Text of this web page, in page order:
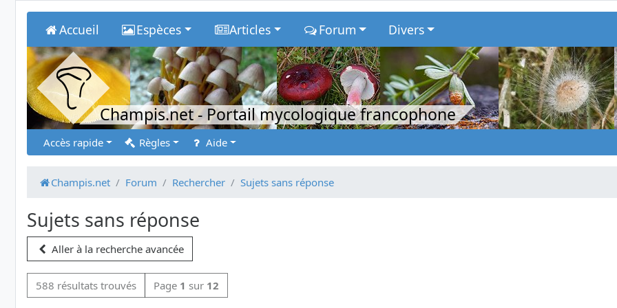
Accueil Espèces Articles Forum Divers
Champis.net- Portail mycologique francophone
Accès rapide Règles Aide
Champis.net Forum Rechercher Sujets sans réponse
Sujets sans réponse
Aller à la recherche avancée
588 résultats trouvés Page 1 sur 12